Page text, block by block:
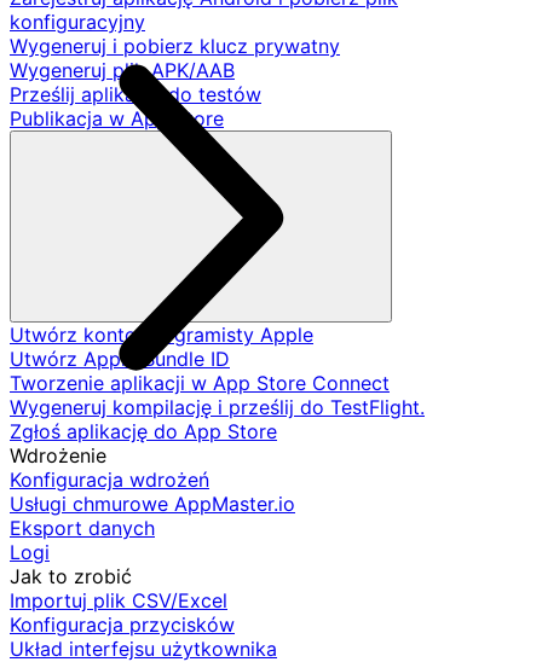
konfiguracyjny
Wygeneruj i pobierz klucz prywatny
Wygeneruj plik APK/AAB
Prześlij aplikację do testów
Publikacja w App Store
Utwórz konto programisty Apple
Utwórz Apple Bundle ID
Tworzenie aplikacji w App Store Connect
Wygeneruj kompilację i prześlij do TestFlight.
Zgłoś aplikację do App Store
Wdrożenie
Konfiguracja wdrożeń
Usługi chmurowe AppMaster.io
Eksport danych
Logi
Jak to zrobić
Importuj plik CSV/Excel
Konfiguracja przycisków
Układ interfejsu użytkownika